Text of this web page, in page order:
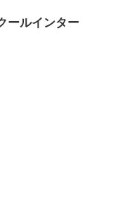
ールインター